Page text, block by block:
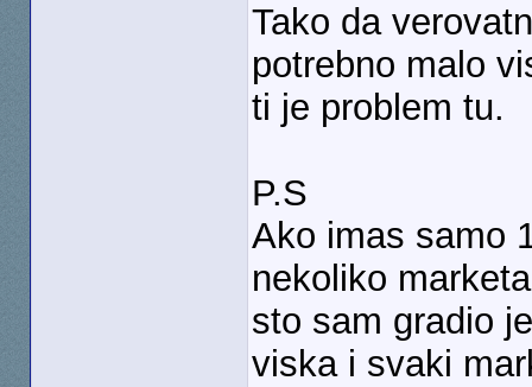
Tako da
potrebno malo
ti je problem tu.
P.S
Ako imas samo
nekoliko
sto sam gradio
viska i svaki